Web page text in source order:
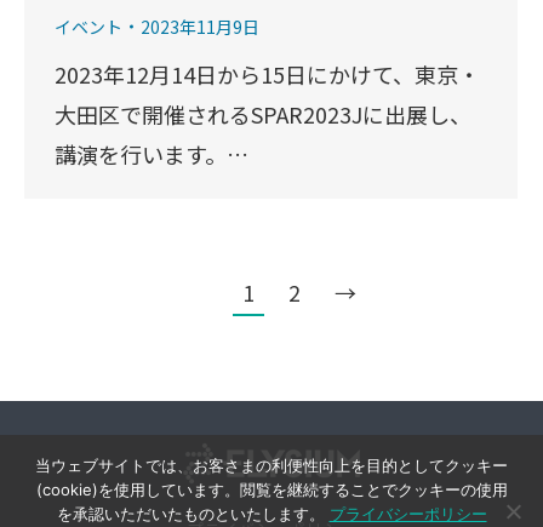
イベント 2023年11月9日
2023年12月14日から15日にかけて、東京・
大田区で開催されるSPAR2023Jに出展し、
講演を行います。…
1 2 →
当ウェブサイトでは、お客さまの利便性向上を目的としてクッキー
(cookie)を使用しています。閲覧を継続することでクッキーの使用
を承認いただいたものといたします。 プライバシーポリシー